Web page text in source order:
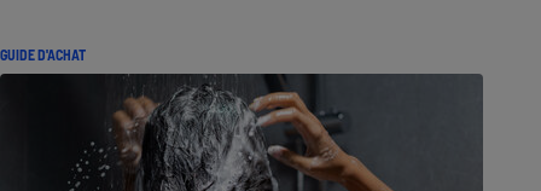
GUIDE D'ACHAT